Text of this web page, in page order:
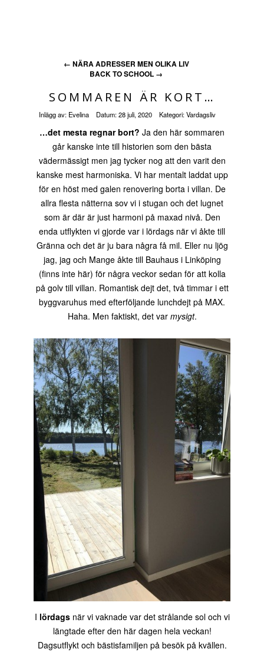
← NÄRA ADRESSER MEN OLIKA LIV
BACK TO SCHOOL →
SOMMAREN ÄR KORT…
Inlägg av: Evelina Datum:28 juli, 2020 Kategori:Vardagsliv
…det mesta regnar bort? Ja den här sommaren
går kanske inte till historien som den bästa
vädermässigt men jag tycker nog att den varit den
kanske mest harmoniska. Vi har mentalt laddat upp
för en höst med galen renovering borta i villan. De
allra flesta nätterna sov vi i stugan och det lugnet
som är där är just harmoni på maxad nivå. Den
enda utflykten vi gjorde var i lördags när vi åkte till
Gränna och det är ju bara några få mil. Eller nu ljög
jag, jag och Mange åkte till Bauhaus i Linköping
(finns inte här) för några veckor sedan för att kolla
på golv till villan. Romantisk dejt det, två timmar i ett
byggvaruhus med efterföljande lunchdejt på MAX.
Haha. Men faktiskt, det var mysigt.
I lördagsnär vi vaknade var det strålande sol och vi
längtade efter den här dagen hela veckan!
Dagsutflykt och bästisfamiljen på besök på kvällen.